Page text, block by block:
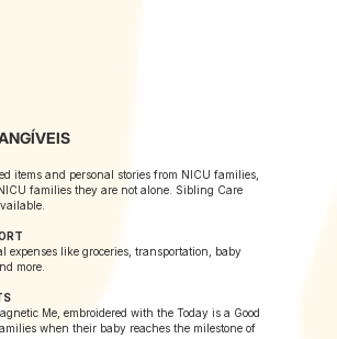
items and personal stories from NICU families,
families they are not alone. Sibling Care
expenses like groceries, transportation, baby
more.
Me, embroidered with the Today is a Good
when their baby reaches the milestone of